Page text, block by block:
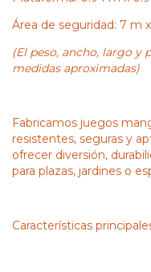
Área de seguridad: 7 m
(El peso, ancho, largo y
medidas aproximadas)
Fabricamos juegos
resistentes, seguras y
ofrecer diversión,
para plazas, jardines o
Características